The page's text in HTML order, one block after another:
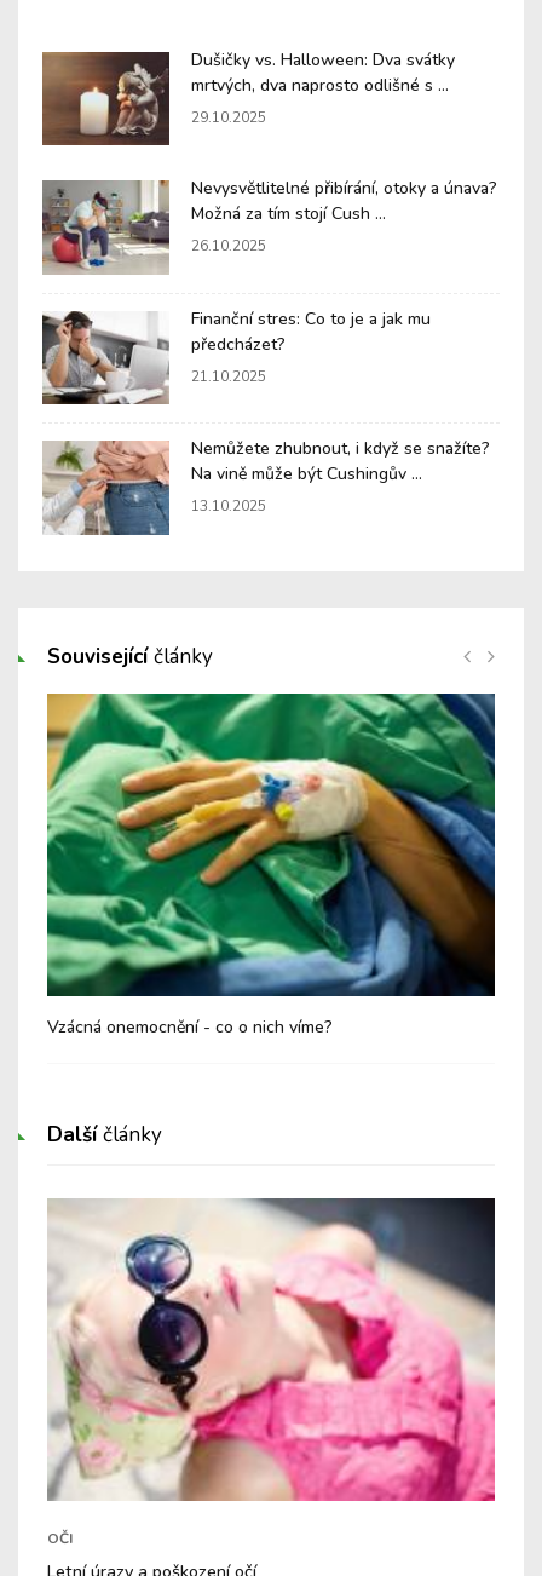
Dušičky vs. Halloween: Dva svátky
mrtvých, dva naprosto odlišné s ...
29.10.2025
Nevysvětlitelné přibírání, otoky a únava?
Možná za tím stojí Cush ...
26.10.2025
Finanční stres: Co to je a jak mu
předcházet?
21.10.2025
Nemůžete zhubnout, i když se snažíte?
Na vině může být Cushingův ...
13.10.2025
Souvisejícíčlánky
Vzácná onemocnění - co o nich víme?
Dalšíčlánky
OČI
Letní úrazy a poškození očí